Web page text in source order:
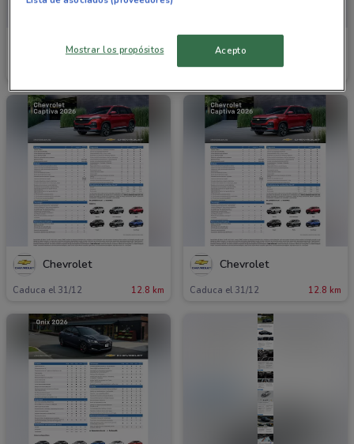
Chevrolet Chevrolet
Chevrolet
Caduca el 31/12 12.8 km
Chevrolet
Caduca el 31/12 12.8 km
Mostrar los propósitos Acepto